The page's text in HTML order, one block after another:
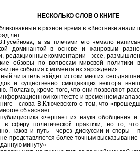
НЕСКОЛЬКО СЛОВ О КНИГЕ
в разное время в «Вестнике
лет.
а за плечами его немало
доминантой в основе и жанровым
редакционные комментарии - эссе,
обзоры по вопросам мировой политики
события с момента их зарождения.
читатель найдет истоки многих
и существенно смещающих вектора
Полагаю, кроме того, что они позволяют
контексте и временном
- слова В.Ключевского о том, что
объясняет.
«черпает из науки обобщения
в сферу политической практики, но то,
Таков и путь - через дискуссии и споры
представляется более точным
минуту».